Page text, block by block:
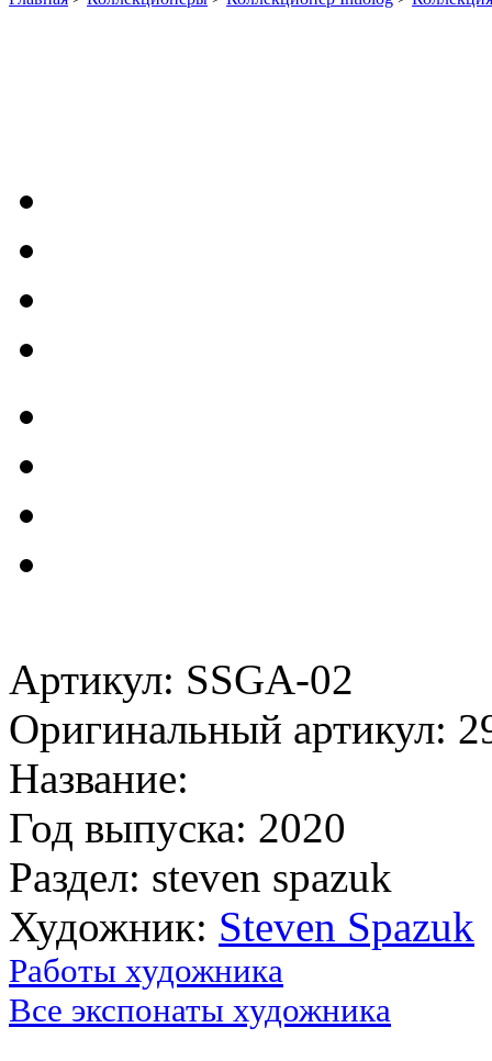
Артикул: SSGA-02
Оригинальный артикул:
Название:
Год выпуска: 2020
Раздел: steven spazuk
Художник: Steven Spazuk
Работы художника
Все экспонаты художника